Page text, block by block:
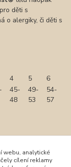
děti s
o alergiky, či děti s
4 5
6
45-
48
49-
53
54-
57
webu, analytické
cílení reklamy